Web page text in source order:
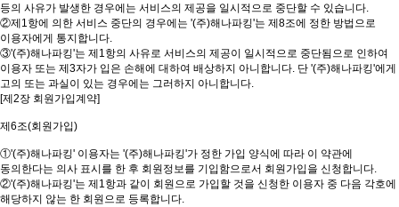
등의 사유가 발생한 경우에는 서비스의 제공을 일시적으로 중단할 수 있습니다.
②제1항에 의한 서비스 중단의 경우에는 '(주)해나파킹'는 제8조에 정한 방법으로
이용자에게 통지합니다.
③'(주)해나파킹'는 제1항의 사유로 서비스의 제공이 일시적으로 중단됨으로 인하여
이용자 또는 제3자가 입은 손해에 대하여 배상하지 아니합니다. 단 '(주)해나파킹'에게
고의 또는 과실이 있는 경우에는 그러하지 아니합니다.
[제2장 회원가입계약]
제6조(회원가입)
①'(주)해나파킹' 이용자는 '(주)해나파킹'가 정한 가입 양식에 따라 이 약관에
동의한다는 의사 표시를 한 후 회원정보를 기입함으로서 회원가입을 신청합니다.
②'(주)해나파킹'는 제1항과 같이 회원으로 가입할 것을 신청한 이용자 중 다음 각호에
해당하지 않는 한 회원으로 등록합니다.